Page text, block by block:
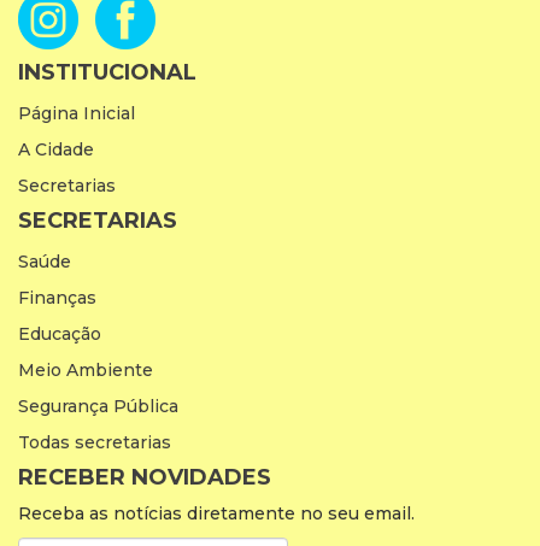
INSTITUCIONAL
Página Inicial
A Cidade
Secretarias
SECRETARIAS
Saúde
Finanças
Educação
Meio Ambiente
Segurança Pública
Todas secretarias
RECEBER NOVIDADES
Receba as notícias diretamente no seu email.